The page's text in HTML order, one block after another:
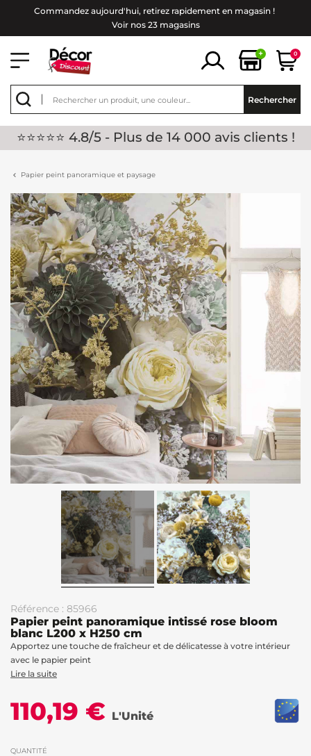
Commandez aujourd'hui, retirez rapidement en magasin !
Voir nos 23 magasins
+ 0
Rechercher
⭐⭐⭐⭐⭐ 4.8/5 - Plus de 14 000 avis clients !
Papier peint panoramique et paysage
Référence : 85966
Papier peint panoramique intissé rose bloom
blanc L200 x H250 cm
Apportez une touche de fraîcheur et de délicatesse à votre intérieur
avec le papier peint
Lire la suite
110,19 € L'Unité
QUANTITÉ